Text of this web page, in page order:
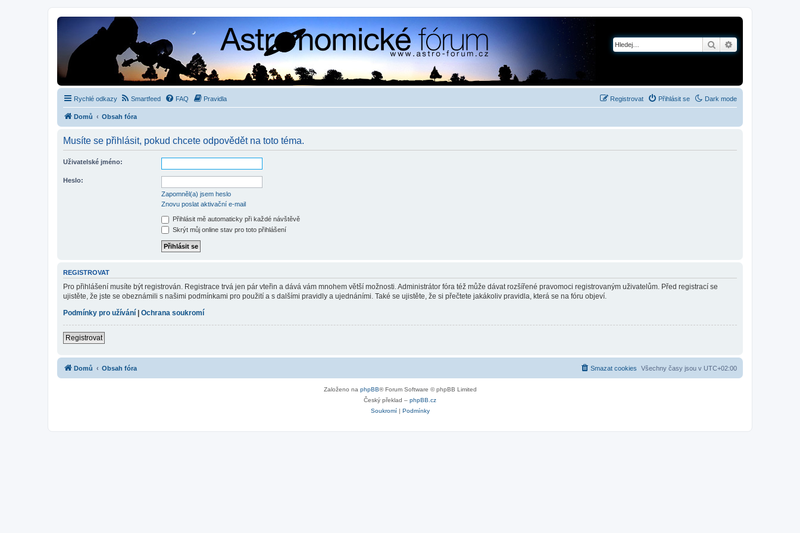
Hledat
Rychlé odkazy Dark mode
Smartfeed FAQ Pravidla Přihlásit se
Registrovat
Domů Obsah fóra
Musíte se přihlásit, pokud chcete odpovědět na toto téma.
Uživatelské jméno:
Heslo:
Zapomněl(a) jsem heslo
Znovu poslat aktivační e-mail
Přihlásit mě automaticky při každé návštěvě
Skrýt můj online stav pro toto přihlášení
REGISTROVAT
Pro přihlášení musíte být registrován. Registrace trvá jen pár vteřin a dává vám mnohem větší možnosti. Administrátor fóra též může dávat rozšířené pravomoci registrovaným uživatelům. Před registrací se
ujistěte, že jste se obeznámili s našimi podmínkami pro použití a s dalšími pravidly a ujednáními. Také se ujistěte, že si přečtete jakákoliv pravidla, která se na fóru objeví.
Podmínky pro užívání | Ochrana soukromí
Registrovat
Domů Obsah fóra Všechny časy jsou v UTC+02:00
Smazat cookies
Založeno na phpBB® Forum Software © phpBB Limited
Český překlad – phpBB.cz
Soukromí| Podmínky